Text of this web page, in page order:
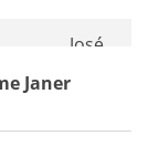
José
Janer